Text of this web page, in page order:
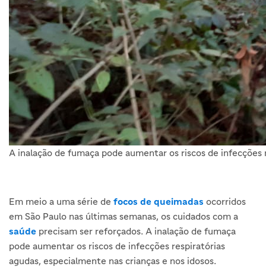
A inalação de fumaça pode aumentar os riscos de
Em meio a uma série de focos de queimadas ocorridos
em São Paulo nas últimas semanas, os cuidados com a
saúde precisam ser reforçados. A inalação de fumaça
pode aumentar os riscos de infecções respiratórias
agudas, especialmente nas crianças e nos idosos.